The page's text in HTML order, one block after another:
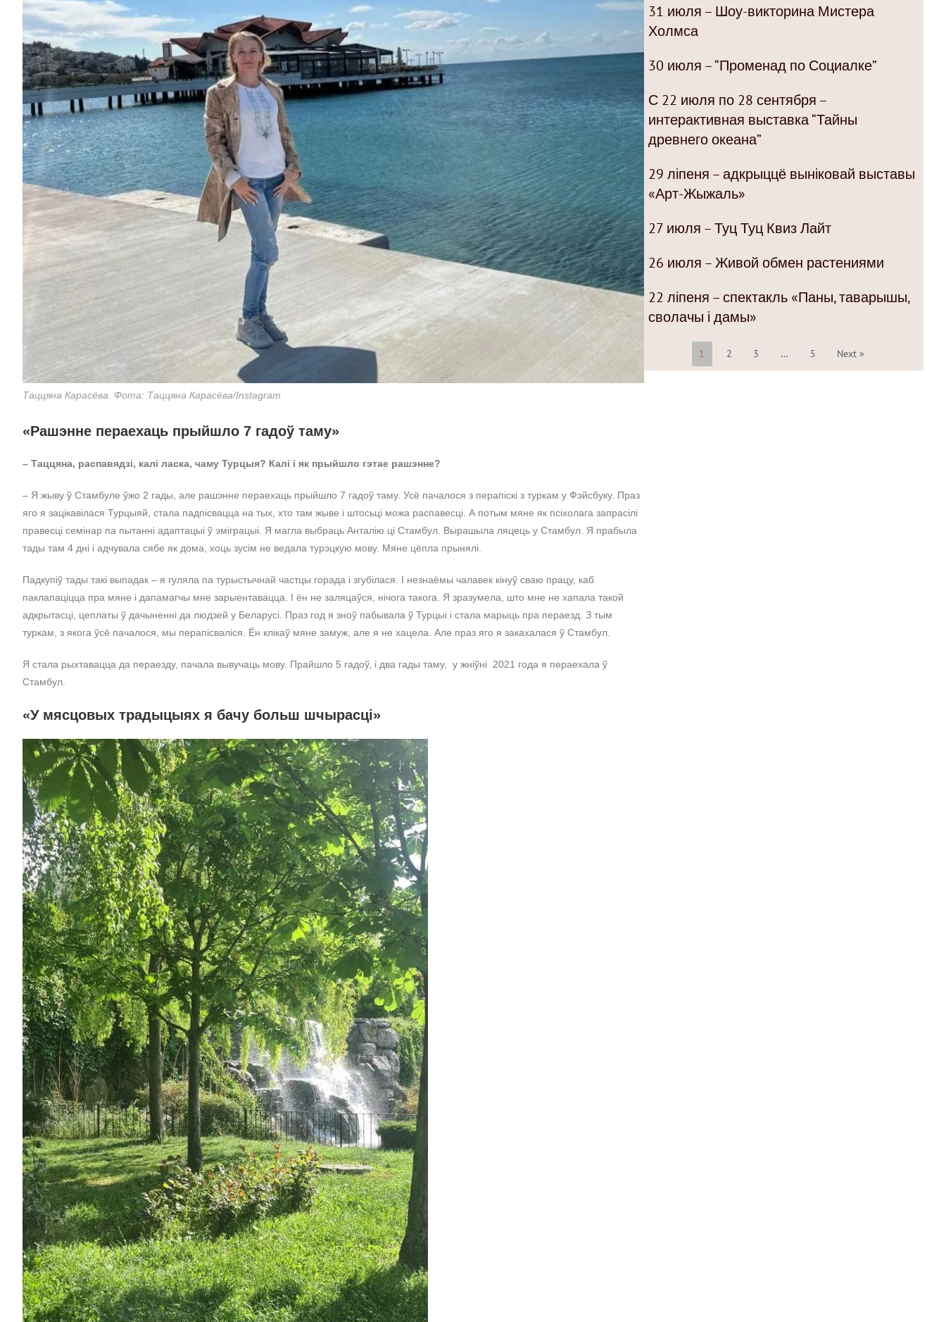
Таццяна Карасёва. Фота: Таццяна Карасёва/Instagram
«Рашэнне пераехаць прыйшло 7 гадоў таму»
– Таццяна, распавядзі, калі ласка, чаму Турцыя? Калі і як прыйшло гэтае рашэнне?
– Я жыву ў Стамбуле ўжо 2 гады, але рашэнне пераехаць прыйшло 7 гадоў таму. Усё пачалося з перапіскі з туркам у Фэйсбуку. Праз
яго я зацікавілася Турцыяй, стала падпісвацца на тых, хто там жыве і штосьці можа распавесці. А потым мяне як псіхолага запрасілі
правесці семінар па пытанні адаптацыі ў эміграцыі. Я магла выбраць Анталію ці Стамбул. Вырашыла ляцець у Стамбул. Я прабыла
тады там 4 дні і адчувала сябе як дома, хоць зусім не ведала турэцкую мову. Мяне цёпла прынялі.
Падкупіў тады такі выпадак – я гуляла па турыстычнай частцы горада і згубілася. І незнаёмы чалавек кінуў сваю працу, каб
паклапаціцца пра мяне і дапамагчы мне зарыентавацца. І ён не заляцаўся, нічога такога. Я зразумела, што мне не хапала такой
адкрытасці, цеплаты ў дачыненні да людзей у Беларусі. Праз год я зноў пабывала ў Турцыі і стала марыць пра пераезд. З тым
туркам, з якога ўсё пачалося, мы перапісваліся. Ён клікаў мяне замуж, але я не хацела. Але праз яго я закахалася ў Стамбул.
Я стала рыхтавацца да пераезду, пачала вывучаць мову. Прайшло 5 гадоў, і два гады таму, у жніўні 2021 года я пераехала ў
Стамбул.
«У мясцовых традыцыях я бачу больш шчырасці»
31 июля – Шоу-викторина Мистера
Холмса
30 июля – “Променад по Социалке”
С 22 июля по 28 сентября –
интерактивная выставка “Тайны
древнего океана”
29 ліпеня – адкрыццё выніковай выставы
«Арт-Жыжаль»
27 июля – Туц Туц Квиз Лайт
26 июля – Живой обмен растениями
22 ліпеня – спектакль «Паны, таварышы,
сволачы і дамы»
1 2 3 … 5 Next »